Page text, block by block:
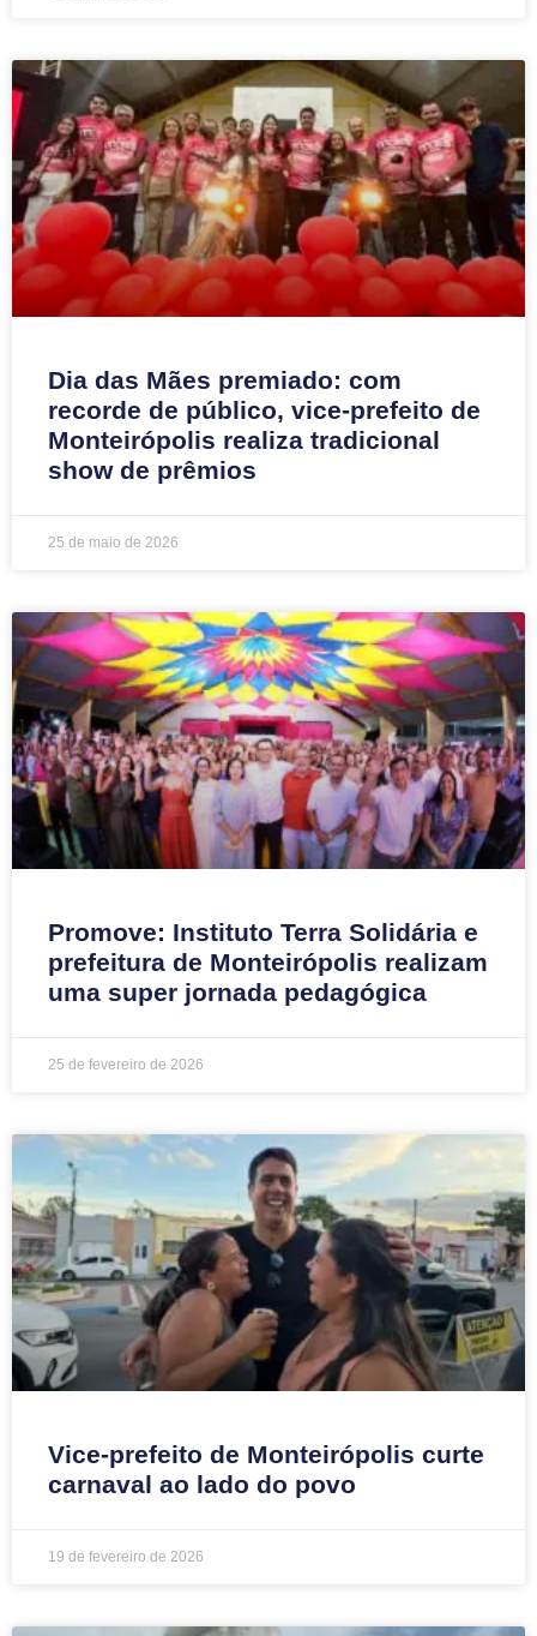
Dia das Mães premiado: com
recorde de público, vice-prefeito de
Monteirópolis realiza tradicional
show de prêmios
25 de maio de 2026
Promove: Instituto Terra Solidária e
prefeitura de Monteirópolis realizam
uma super jornada pedagógica
25 de fevereiro de 2026
Vice-prefeito de Monteirópolis curte
carnaval ao lado do povo
19 de fevereiro de 2026